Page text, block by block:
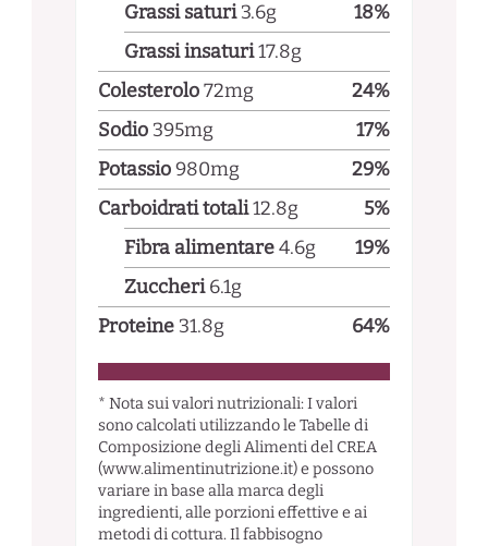
Grassi saturi 3.6g 18%
Grassi insaturi17.8g
Colesterolo72mg 24%
Sodio 395mg 17%
Potassio980mg 29%
Carboidrati totali12.8g 5%
Fibra alimentare4.6g 19%
Zuccheri 6.1g
Proteine 31.8g 64%
* Nota sui valori nutrizionali: I valori
sono calcolati utilizzando le Tabelle di
Composizione degli Alimenti del CREA
(www.alimentinutrizione.it) e possono
variare in base alla marca degli
ingredienti, alle porzioni effettive e ai
metodi di cottura. Il fabbisogno